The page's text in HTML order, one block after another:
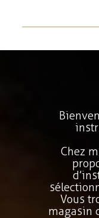
Chez
Vous
magasin